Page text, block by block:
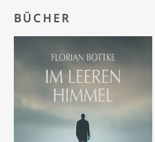
BÜCHER